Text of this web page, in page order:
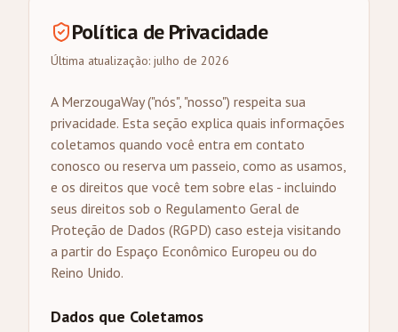
Política de Privacidade
Última atualização: julho de 2026
A MerzougaWay ("nós", "nosso") respeita sua
privacidade. Esta seção explica quais informações
coletamos quando você entra em contato
conosco ou reserva um passeio, como as usamos,
e os direitos que você tem sobre elas - incluindo
seus direitos sob o Regulamento Geral de
Proteção de Dados (RGPD) caso esteja visitando
a partir do Espaço Econômico Europeu ou do
Reino Unido.
Dados que Coletamos